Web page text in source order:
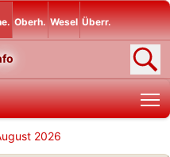
Oberh. Wesel Überr.
2026